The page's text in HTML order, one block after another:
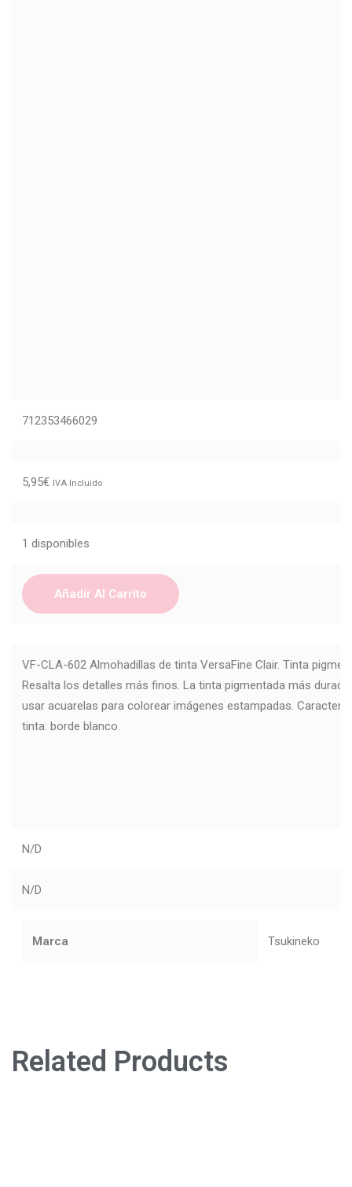
712353466029
5,95€ IVA Incluido
1 disponibles
Añadir Al Carrito
VF-CLA-602 Almohadillas de tinta VersaFine Clair. Tinta
Resalta los detalles más finos. La tinta pigmentada más
usar acuarelas para colorear imágenes estampadas.
tinta: borde blanco.
N/D
N/D
Marca Tsukineko
Related Products